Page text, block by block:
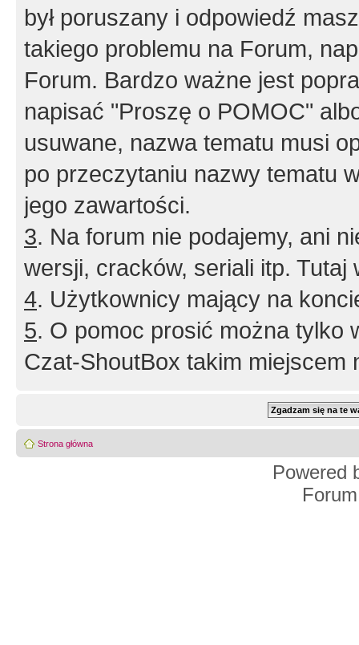
był poruszany i odpowiedź
takiego problemu na Forum,
Forum. Bardzo ważne jest
napisać "Proszę o POMOC"
usuwane, nazwa tematu musi
po przeczytaniu nazwy tematu
jego zawartości.
3. Na forum nie podajemy, ani
wersji, cracków, seriali itp. Tutaj
4. Użytkownicy mający na
5. O pomoc prosić można tylko
Czat-ShoutBox takim miejscem
Strona główna
Powered